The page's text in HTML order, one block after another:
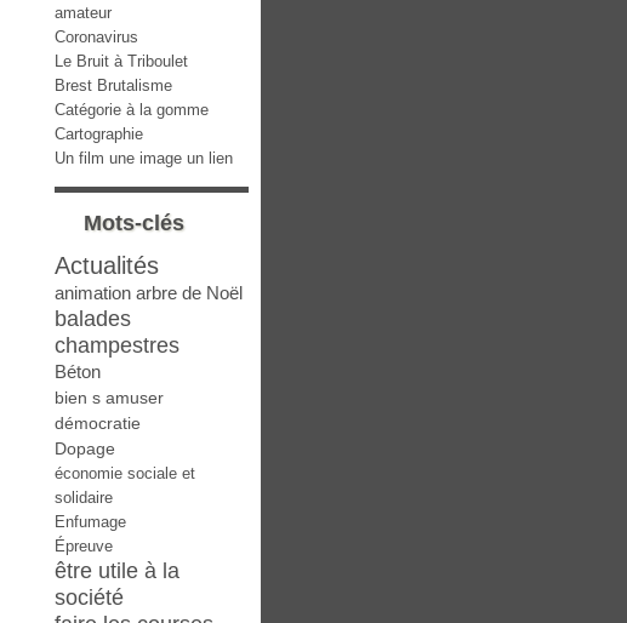
amateur
Coronavirus
Le Bruit à Triboulet
Brest Brutalisme
Catégorie à la gomme
Cartographie
Un film une image un lien
Mots-clés
Actualités
animation arbre de Noël
balades
champestres
Béton
bien s amuser
démocratie
Dopage
économie sociale et
solidaire
Enfumage
Épreuve
être utile à la
société